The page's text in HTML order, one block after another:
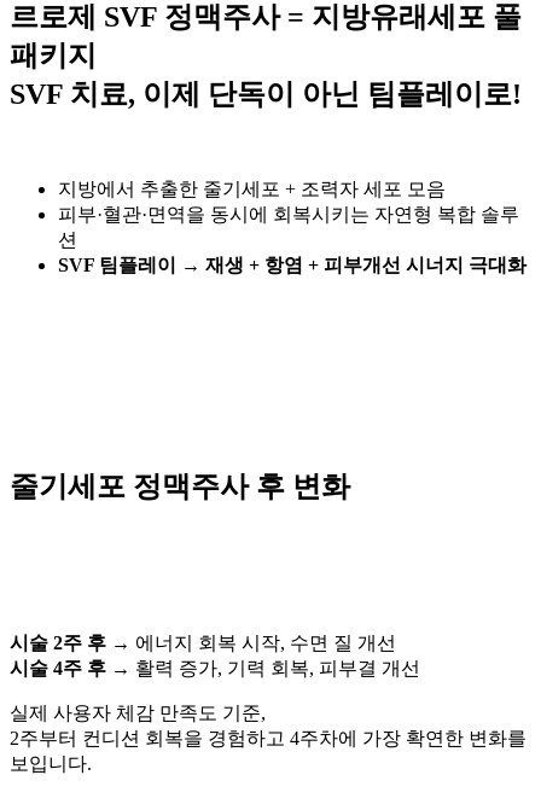
르로제 SVF 정맥주사 = 지방유래세포 풀
패키지
SVF 치료, 이제 단독이 아닌 팀플레이로!
지방에서 추출한 줄기세포 + 조력자 세포 모음
피부·혈관·면역을 동시에 회복시키는 자연형 복합 솔루
션
SVF 팀플레이 → 재생 + 항염 + 피부개선 시너지 극대화
줄기세포 정맥주사 후 변화
시술 2주 후 → 에너지 회복 시작, 수면 질 개선
시술 4주 후 → 활력 증가, 기력 회복, 피부결 개선
실제 사용자 체감 만족도 기준,
2주부터 컨디션 회복을 경험하고 4주차에 가장 확연한 변화를
보입니다.